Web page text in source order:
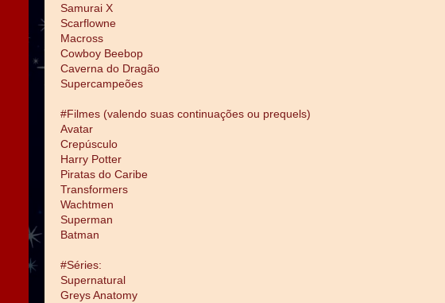
Samurai X
Scarflowne
Macross
Cowboy Beebop
Caverna do Dragão
Supercampeões
#Filmes (valendo suas continuações ou prequels)
Avatar
Crepúsculo
Harry Potter
Piratas do Caribe
Transformers
Wachtmen
Superman
Batman
#Séries:
Supernatural
Greys Anatomy